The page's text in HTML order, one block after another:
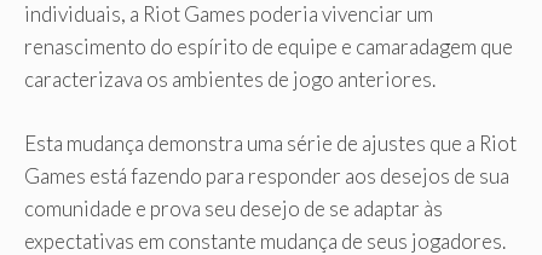
individuais, a Riot Games poderia vivenciar um
renascimento do espírito de equipe e camaradagem que
caracterizava os ambientes de jogo anteriores.
Esta mudança demonstra uma série de ajustes que a Riot
Games está fazendo para responder aos desejos de sua
comunidade e prova seu desejo de se adaptar às
expectativas em constante mudança de seus jogadores.